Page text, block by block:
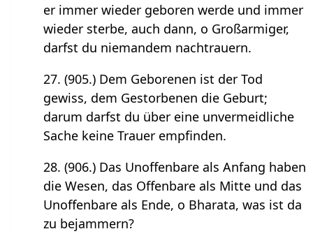
er immer wieder geboren werde und immer
wieder sterbe, auch dann, o Großarmiger,
darfst du niemandem nachtrauern.
27. (905.) Dem Geborenen ist der Tod
gewiss, dem Gestorbenen die Geburt;
darum darfst du über eine unvermeidliche
Sache keine Trauer empfinden.
28. (906.) Das Unoffenbare als Anfang haben
die Wesen, das Offenbare als Mitte und das
Unoffenbare als Ende, o Bharata, was ist da
zu bejammern?